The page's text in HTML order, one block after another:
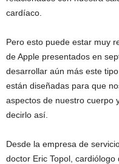
cardíaco.
Pero esto puede estar muy
de Apple presentados en
desarrollar aún más este
están diseñadas para que
aspectos de nuestro cuerpo
decirlo así.
Desde la empresa de
doctor Eric Topol,